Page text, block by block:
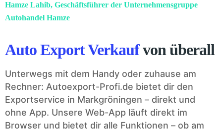
Hamze Lahib, Geschäftsführer der Unternehmensgruppe
Autohandel Hamze
Auto Export Verkaufvon überall
Unterwegs mit dem Handy oder zuhause am
Rechner: Autoexport-Profi.de bietet dir den
Exportservice in Markgröningen – direkt und
ohne App. Unsere Web-App läuft direkt im
Browser und bietet dir alle Funktionen – ob am